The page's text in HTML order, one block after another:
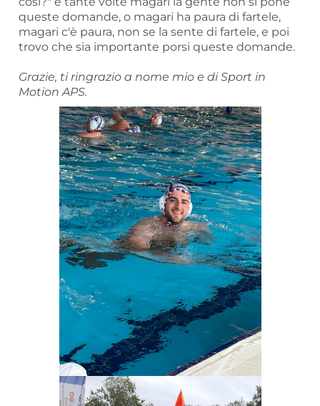
queste domande, o magari ha paura di fartele,
magari c'è paura, non se la sente di fartele, e poi
trovo che sia importante porsi queste domande.
Grazie, ti ringrazio a nome mio e di Sport in
Motion APS.